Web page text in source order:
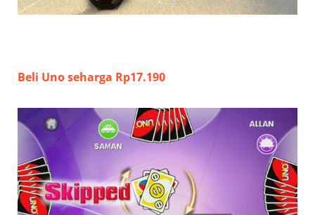
Beli Uno seharga Rp17.190